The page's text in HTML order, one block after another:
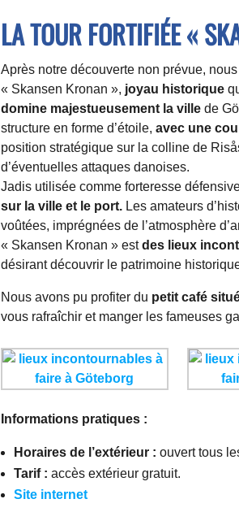
LA TOUR FORTIFIÉE «
Après notre découverte non prévue,
« Skansen Kronan », joyau historique
domine majestueusement la villede
structure en forme d’étoile, avec une
position stratégique sur la colline de
d’éventuelles attaques danoises.
Jadis utilisée comme forteresse
sur la ville et le port.Les amateurs
voûtées, imprégnées de l’atmosphère
« Skansen Kronan » estdes lieux
désirant découvrir le patrimoine
Nous avons pu profiter du petit café
vous rafraîchir et manger les fameuses
Informations pratiques :
Horaires de l’extérieur : ouvert tous
Tarif : accès extérieur gratuit.
Site internet